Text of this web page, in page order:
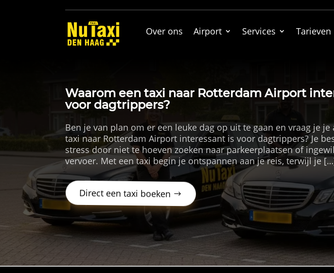
Over ons Airport Services Tarieven
Waarom een taxi naar Rotterdam Airport
voor dagtrippers?
Ben je van plan om er een leuke dag op uit te gaan en vraag je je
taxi naar Rotterdam Airport interessant is voor dagtrippers? Je
stress door niet te hoeven zoeken naar parkeerplaatsen of
vervoer. Met een taxi begin je ontspannen aan je reis, terwijl je
Direct een taxi boeken